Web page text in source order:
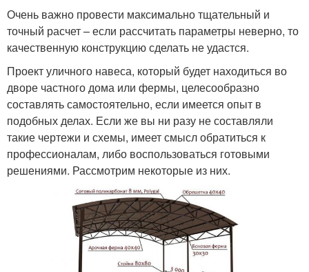
Очень важно провести максимально тщательный и
точный расчет – если рассчитать параметры неверно, то
качественную конструкцию сделать не удастся.
Проект уличного навеса, который будет находиться во
дворе частного дома или фермы, целесообразно
составлять самостоятельно, если имеется опыт в
подобных делах. Если же вы ни разу не составляли
такие чертежи и схемы, имеет смысл обратиться к
профессионалам, либо воспользоваться готовыми
решениями. Рассмотрим некоторые из них.